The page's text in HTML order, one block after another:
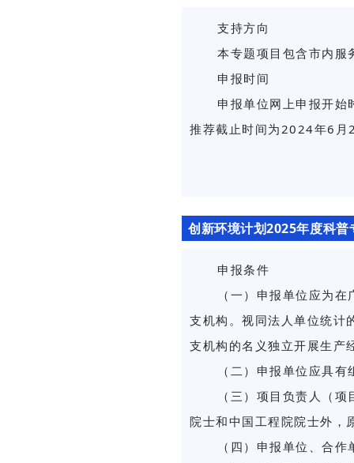
支持方向
本专题项目包含市内
申报时间
申报单位网上申报开
推荐截止时间为2024年6
创新环境计划2025年度科
申报条件
（一）申报单位应为
支机构。视同法人单位统计
支机构的名义独立开展生产
（二）申报单位应具
（三）项目负责人（
院士和中国工程院院士外
（四）申报单位、合